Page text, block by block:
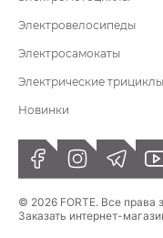
Электровелосипеды
Электросамокаты
Электрические трициклы
Новинки
© 2026 FORTE. Все права
Заказать интернет-